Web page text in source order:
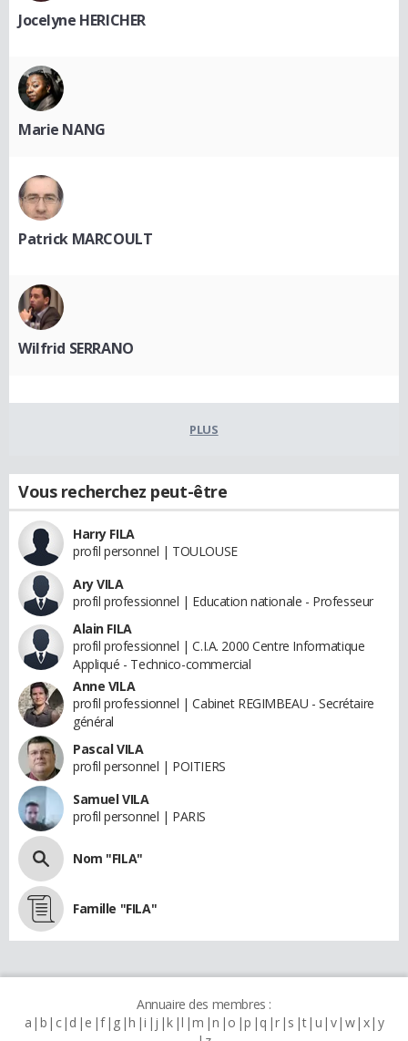
Jocelyne HERICHER
Marie NANG
Patrick MARCOULT
Wilfrid SERRANO
PLUS
Vous recherchez peut-être
Harry FILA
profil personnel | TOULOUSE
Ary VILA
profil professionnel | Education nationale - Professeur
Alain FILA
profil professionnel | C.I.A. 2000 Centre Informatique
Appliqué - Technico-commercial
Anne VILA
profil professionnel | Cabinet REGIMBEAU - Secrétaire
général
Pascal VILA
profil personnel | POITIERS
Samuel VILA
profil personnel | PARIS
Nom "FILA"
Famille "FILA"
Annuaire des membres :
a b c d e f g h i j k l m n o p q r s t u v w x y